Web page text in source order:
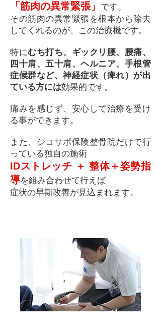
「筋肉の異常緊張」
です。
その筋肉の異常緊張を根本から除去
してくれるのが、この治療機です。
特にむち打ち、ギックリ腰、腰痛、
四十肩、五十肩、ヘルニア、手根管
症候群など、神経症状（痺れ）が出
ている方には効果的です。
痛みを感じず、安心して治療を受け
る事ができます。
また、ジコサポ保険整骨院だけで行
っている独自の施術
IDストレッチ ＋ 整体＋姿勢指
導を組み合わせて行えば
症状の早期改善が見込まれます。